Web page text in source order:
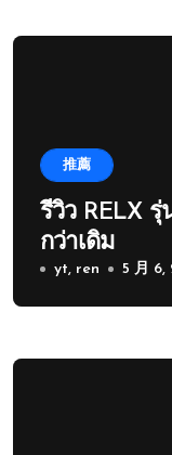
推薦
รีวิว RELX
กว่าเดิม
yt, ren 5 月 6,